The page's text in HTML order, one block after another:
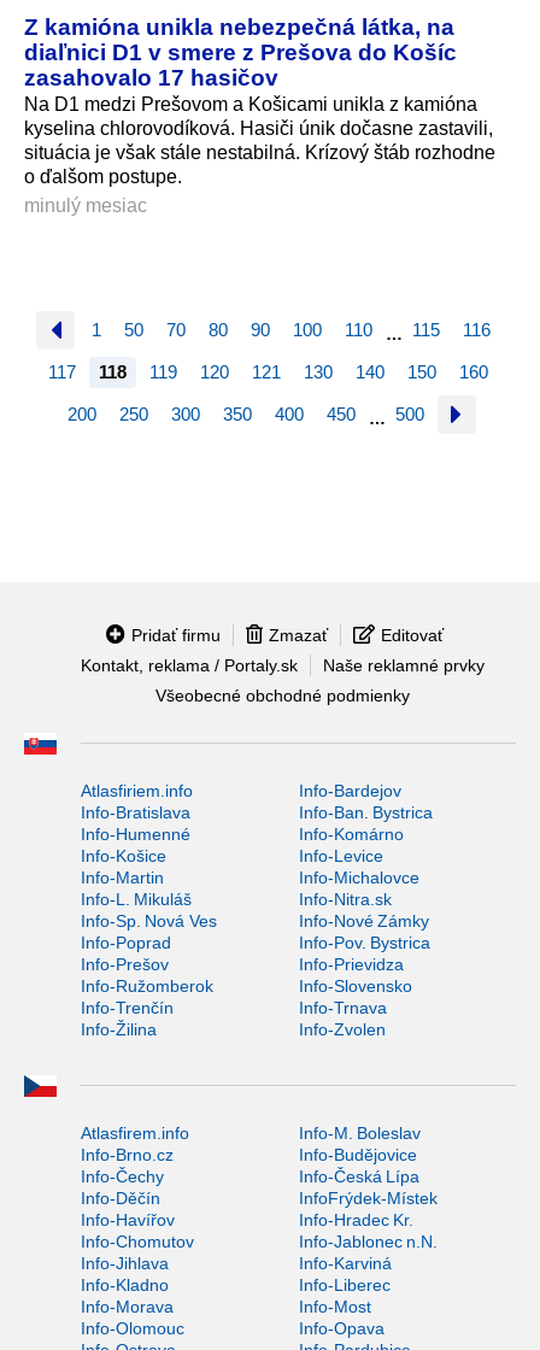
Z kamióna unikla nebezpečná látka, na
diaľnici D1 v smere z Prešova do Košíc
zasahovalo 17 hasičov
Na D1 medzi Prešovom a Košicami unikla z kamióna
kyselina chlorovodíková. Hasiči únik dočasne zastavili,
situácia je však stále nestabilná. Krízový štáb rozhodne
o ďalšom postupe.
minulý mesiac
1 50 70 80 90 100 110 … 115 116
117 118 119 120 121 130 140 150 160
200 250 300 350 400 450 … 500
Pridať firmu Zmazať
Editovať
Kontakt, reklama / Portaly.sk
Naše reklamné prvky
Všeobecné obchodné podmienky
Atlasfiriem.info
Info-Bardejov
Info-Bratislava
Info-Ban. Bystrica
Info-Humenné
Info-Komárno
Info-Košice
Info-Levice
Info-Martin
Info-Michalovce
Info-L. Mikuláš
Info-Nitra.sk
Info-Sp. Nová Ves
Info-Nové Zámky
Info-Poprad
Info-Pov. Bystrica
Info-Prešov
Info-Prievidza
Info-Ružomberok
Info-Slovensko
Info-Trenčín
Info-Trnava
Info-Žilina
Info-Zvolen
Atlasfirem.info
Info-M. Boleslav
Info-Brno.cz
Info-Budějovice
Info-Čechy
Info-Česká Lípa
Info-Děčín
InfoFrýdek-Místek
Info-Havířov
Info-Hradec Kr.
Info-Chomutov
Info-Jablonec n.N.
Info-Jihlava
Info-Karviná
Info-Kladno
Info-Liberec
Info-Morava
Info-Most
Info-Olomouc
Info-Opava